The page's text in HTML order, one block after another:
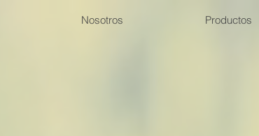
Nosotros Productos